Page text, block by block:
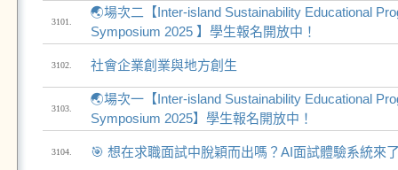
3101.
🌏場次二【Inter-island Sustainability Educational
Symposium 2025 】學生報名開放中！
3102. 社會企業創業與地方創生
3103.
🌏場次一【Inter-island Sustainability Educational
Symposium 2025】學生報名開放中！
3104. 🎯 想在求職面試中脫穎而出嗎？AI面試體驗系統來